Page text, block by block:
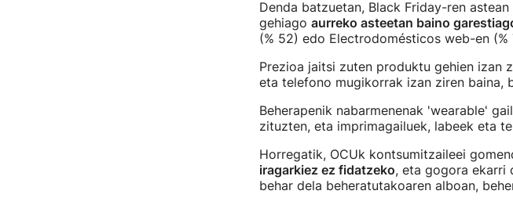
Denda batzuetan, Black Friday-ren
gehiago aurreko asteetan baino
(% 52) edo Electrodomésticos web-en (%
Prezioa jaitsi zuten produktu gehien izan
eta telefono mugikorrak izan ziren baina,
Beherapenik nabarmenenak 'wearable'
zituzten, eta imprimagailuek, labeek eta
Horregatik, OCUk kontsumitzaileei
iragarkiez ez fidatzeko, eta gogora ekarri
behar dela beheratutakoaren alboan,